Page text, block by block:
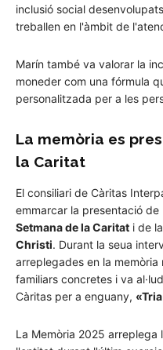
inclusió social
treballen en l'àmbit de
Marín també va valorar la
moneder com una fórmula
personalitzada per a les
La memòria es
la Caritat
El consiliari de Càritas
emmarcar la presentació
Setmana de la Caritat i de
Christi. Durant la seua
arreplegades en la
familiars concretes i va
Càritas per a enguany,
La Memòria 2025